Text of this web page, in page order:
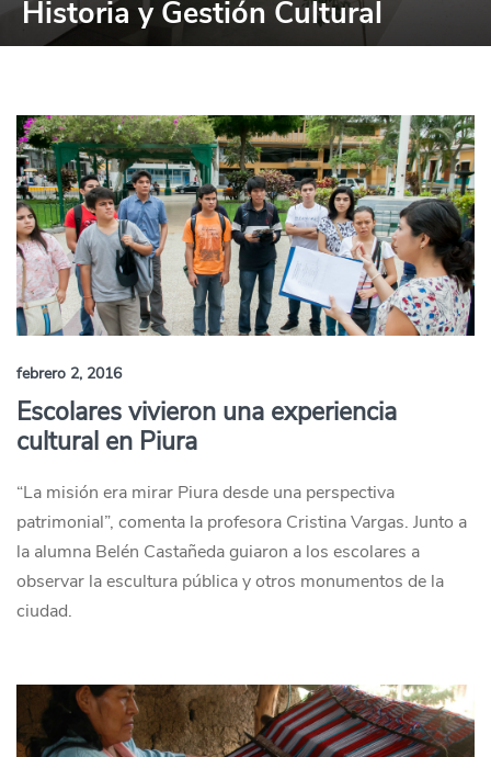
Historia y Gestión Cultural
febrero 2, 2016
Escolares vivieron una experiencia
cultural en Piura
“La misión era mirar Piura desde una perspectiva
patrimonial”, comenta la profesora Cristina Vargas. Junto a
la alumna Belén Castañeda guiaron a los escolares a
observar la escultura pública y otros monumentos de la
ciudad.